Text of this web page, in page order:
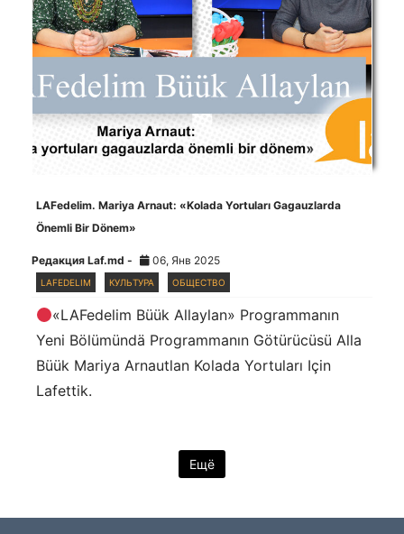
LAFedelim. Mariya Arnaut: «Kolada Yortuları Gagauzlarda
Önemli Bir Dönem»
Редакция Laf.md - 06, Янв 2025
LAFEDELIM КУЛЬТУРА ОБЩЕСТВО
«LAFedelim Büük Allaylan» Programmanın
Yeni Bölümündä Programmanın Götürücüsü Alla
Büük Mariya Arnautlan Kolada Yortuları Için
Lafettik.
Ещё